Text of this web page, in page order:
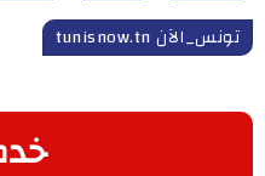
تونس_الآن tunisnow.tn